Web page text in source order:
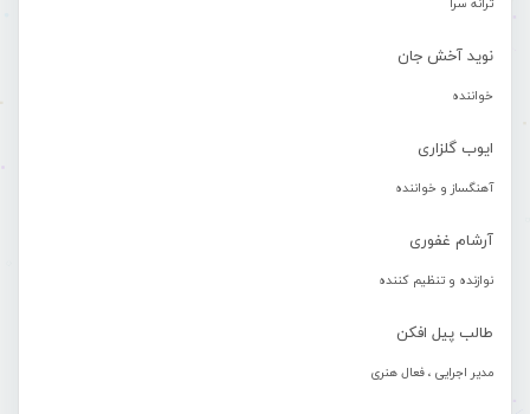
ترانه سرا
نوید آخش جان
خواننده
ایوب گلزاری
آهنگساز و خواننده
آرشام غفوری
نوازنده و تنظیم کننده
طالب پیل افکن
مدیر اجرایی ، فعال هنری